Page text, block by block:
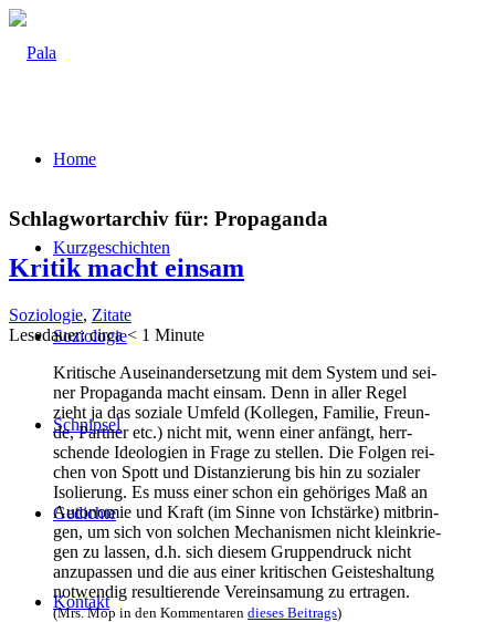
Home
Kurz­ge­schich­ten
Sozio­lo­gie
Schnip­sel
Gedich­te
Kon­takt
Schlagwortarchiv für: Propaganda
Kri­tik macht einsam
Soziologie, Zitate
Lese­dau­er: cir­ca < 1 Minu­te
Kri­ti­sche Aus­ein­an­der­set­zung mit dem Sys­tem und sei­
ner Pro­pa­gan­da macht ein­sam. Denn in aller Regel
zieht ja das sozia­le Umfeld (Kol­le­gen, Fami­lie, Freun­
de, Part­ner etc.) nicht mit, wenn einer anfängt, herr­
schen­de Ideo­lo­gien in Fra­ge zu stel­len. Die Fol­gen rei­
chen von Spott und Distan­zie­rung bis hin zu sozia­ler
Iso­lie­rung. Es muss einer schon ein gehö­ri­ges Maß an
Auto­no­mie und Kraft (im Sin­ne von Ich­stär­ke) mit­brin­
gen, um sich von sol­chen Mecha­nis­men nicht klein­krie­
gen zu las­sen, d.h. sich die­sem Grup­pen­druck nicht
anzu­pas­sen und die aus einer kri­ti­schen Geis­tes­hal­tung
not­wen­dig resul­tie­ren­de Ver­ein­sa­mung zu ertragen.
(Mrs. Mop in den Kom­men­ta­ren die­ses Bei­trags)